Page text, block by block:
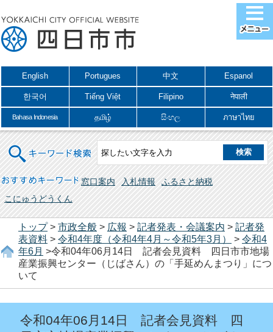
English Portugues 中文 Espanol
한국어 Tiếng Việt Filipino नेपाली
Bahasa Indonesia தமிழ் සිංහල ภาษาไทย
キーワード検索
おすすめキーワード 窓口案内 入札情報
ふるさと納税
こにゅうどうくん
トップ> 市政全般 > 広報 > 記者発表・会議案内 > 記者発
表資料 > 令和4年度（令和4年4月～令和5年3月） > 令和4
年6月 >令和04年06月14日 記者会見資料 四日市市地場
産業振興センター（じばさん）の「手延めんまつり」につ
いて
令和04年06月14日 記者会見資料 四